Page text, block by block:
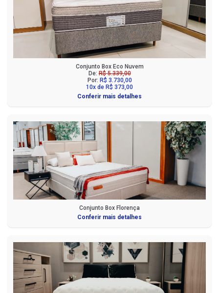
Conjunto Box Eco Nuvem
De:R$ 5.339,00
Por: R$ 3.730,00
10x de R$ 373,00
Conferir mais detalhes
Conjunto Box Florença
Conferir mais detalhes